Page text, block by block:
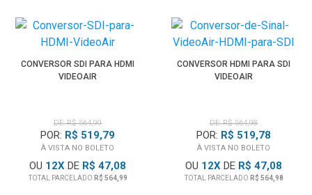
CONVERSOR SDI PARA HDMI
VIDEOAIR
DE: R$ 564,99
POR: R$ 519,79
À VISTA NO BOLETO
OU 12X DE R$ 47,08
TOTAL PARCELADO R$ 564,99
CONVERSOR HDMI PARA SDI
VIDEOAIR
DE: R$ 564,98
POR: R$ 519,78
À VISTA NO BOLETO
OU 12X DE R$ 47,08
TOTAL PARCELADO R$ 564,98